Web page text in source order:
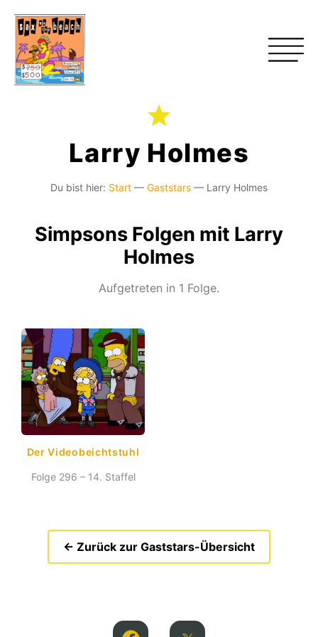
Larry Holmes
Du bist hier: Start — Gaststars — Larry Holmes
Simpsons Folgen mit Larry
Holmes
Aufgetreten in 1 Folge.
Der Videobeichtstuhl
Folge 296 – 14. Staffel
← Zurück zur Gaststars-Übersicht